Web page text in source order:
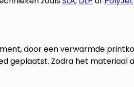
door een verwarmde
geplaatst. Zodra het